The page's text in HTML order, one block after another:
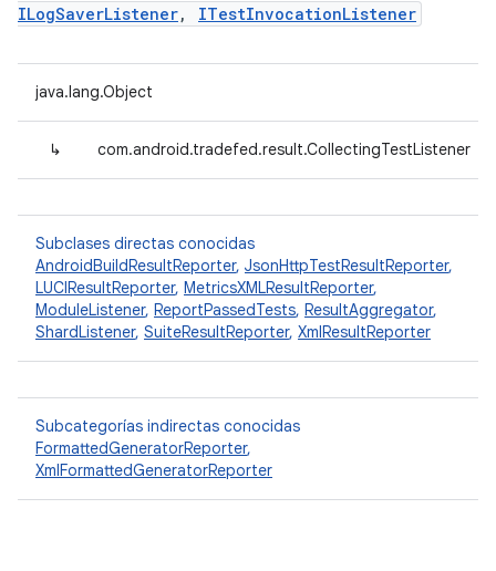
ILogSaverListener, ITestInvocationListener
java.lang.Object
↳ com.android.tradefed.result.CollectingTestListener
Subclases directas conocidas
AndroidBuildResultReporter, JsonHttpTestResultReporter,
LUCIResultReporter, MetricsXMLResultReporter,
ModuleListener, ReportPassedTests, ResultAggregator,
ShardListener, SuiteResultReporter, XmlResultReporter
Subcategorías indirectas conocidas
FormattedGeneratorReporter,
XmlFormattedGeneratorReporter